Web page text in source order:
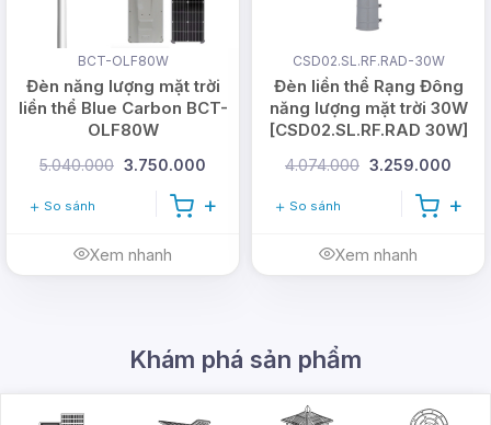
BCT-OLF80W
Đèn năng lượng mặt trời
liền thể Blue Carbon BCT-
OLF80W
5.040.000 3.750.000
So sánh
Xem nhanh
CSD02.SL.RF.RAD-30W
Đèn liền thể Rạng Đông
năng lượng mặt trời 30W
[CSD02.SL.RF.RAD 30W]
4.074.000 3.259.000
So sánh
Xem nhanh
Khám phá sản phẩm